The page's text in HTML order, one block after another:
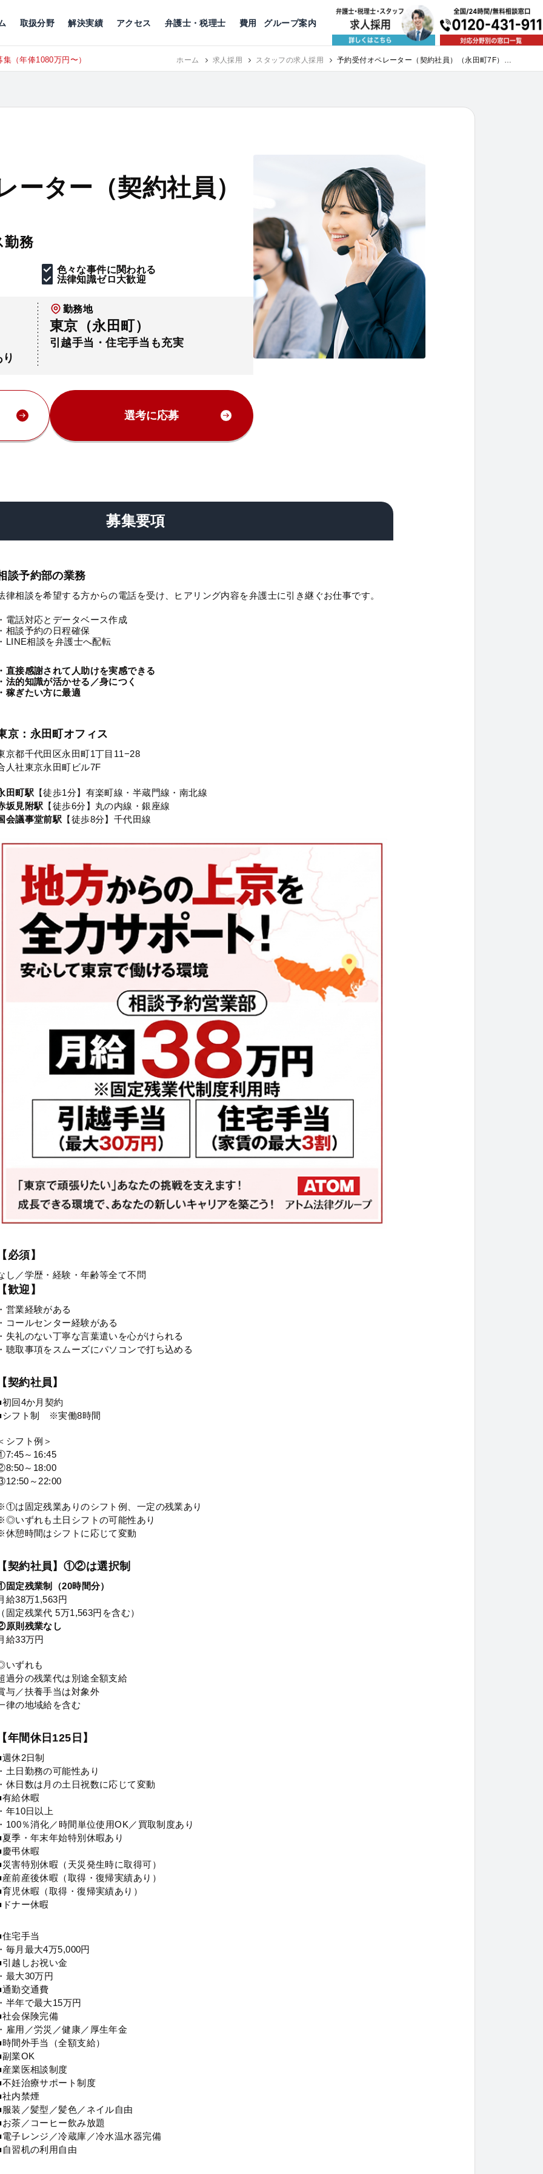
取扱分野
公益活動
解決実績 アクセス
京都 神戸 福岡
弁護士・税理士 費用 グループ案内
（年俸1080万円〜） RECRUIT 東京にて、相談予約スタッフ募集（月給38万以上）
ーター（契約社員）
勤務
色々な事件に関われる
法律知識ゼロ大歓迎
勤務地
東京（永田町）
引越手当・住宅手当も充実
選考に応募
募集要項
談予約部の業務
律相談を希望する方からの電話を受け、ヒアリング内容を弁護士に引き継ぐお仕事です。
電話対応とデータベース作成
相談予約の日程確保
LINE相談を弁護士へ配転
直接感謝されて人助けを実感できる
法的知識が活かせる／身につく
稼ぎたい方に最適
京：永田町オフィス
京都千代田区永田町1丁目11−28
人社東京永田町ビル7F
田町駅 【徒歩1分】有楽町線・半蔵門線・南北線
坂見附駅 【徒歩6分】丸の内線・銀座線
会議事堂前駅 【徒歩8分】千代田線
必須】
し／学歴・経験・年齢等全て不問
歓迎】
営業経験がある
コールセンター経験がある
失礼のない丁寧な言葉遣いを心がけられる
聴取事項をスムーズにパソコンで打ち込める
契約社員】
初回4か月契約
シフト制 ※実働8時間
シフト例＞
～16:45
～18:00
～22:00
は固定残業ありのシフト例、一定の残業あり
いずれも土日シフトの可能性あり
休憩時間はシフトに応じて変動
契約社員】①②は選択制
固定残業制（20時間分）
給38万1,563円
固定残業代 5万1,563円を含む）
原則残業なし
給33万円
いずれも
過分の残業代は別途全額支給
与／扶養手当は対象外
律の地域給を含む
年間休日125日】
休2日制
土日勤務の可能性あり
休日数は月の土日祝数に応じて変動
有給休暇
年10日以上
100％消化／時間単位使用OK／買取制度あり
夏季・年末年始特別休暇あり
慶弔休暇
災害特別休暇（天災発生時に取得可）
産前産後休暇（取得・復帰実績あり）
育児休暇（取得・復帰実績あり）
ドナー休暇
住宅手当
毎月最大4万5,000円
引越しお祝い金
最大30万円
通勤交通費
半年で最大15万円
社会保険完備
雇用／労災／健康／厚生年金
間外手当（全額支給）
副業OK
産業医相談制度
不妊治療サポート制度
社内禁煙
服装／髪型／髪色／ネイル自由
お茶／コーヒー飲み放題
電子レンジ／冷蔵庫／冷水温水器完備
自習机の利用自由
ホーム 求人採用 スタッフの求人採用
予約受付オペレーター（契約社員）（永田町7F）｜